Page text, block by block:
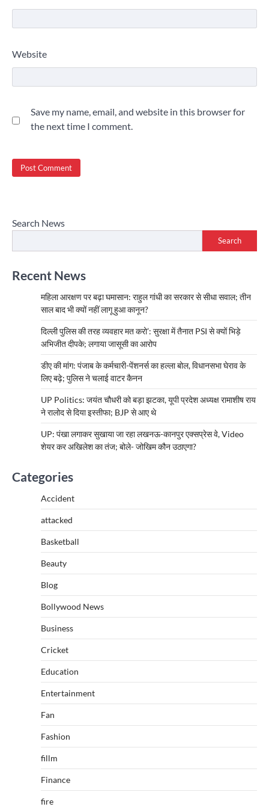
Website
Save my name, email, and website in this browser for
the next time I comment.
Search News
Search
Recent News
महिला आरक्षण पर बढ़ा घमासान: राहुल गांधी का सरकार से सीधा सवाल; तीन
साल बाद भी क्यों नहीं लागू हुआ कानून?
दिल्ली पुलिस की तरह व्यवहार मत करो’: सुरक्षा में तैनात PSI से क्यों भिड़े
अभिजीत दीपके; लगाया जासूसी का आरोप
डीए की मांग: पंजाब के कर्मचारी-पेंशनर्स का हल्ला बोल, विधानसभा घेराव के
लिए बढ़े; पुलिस ने चलाई वाटर कैनन
UP Politics: जयंत चौधरी को बड़ा झटका, यूपी प्रदेश अध्यक्ष रामाशीष राय
ने रालोद से दिया इस्तीफा; BJP से आए थे
UP: पंखा लगाकर सुखाया जा रहा लखनऊ-कानपुर एक्सप्रेस वे, Video
शेयर कर अखिलेश का तंज; बोले- जोखिम कौन उठाएगा?
Categories
Accident
attacked
Basketball
Beauty
Blog
Bollywood News
Business
Cricket
Education
Entertainment
Fan
Fashion
fillm
Finance
fire